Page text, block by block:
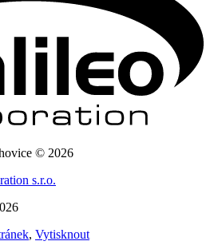
© 2026
s.r.o.
, Vytisknout